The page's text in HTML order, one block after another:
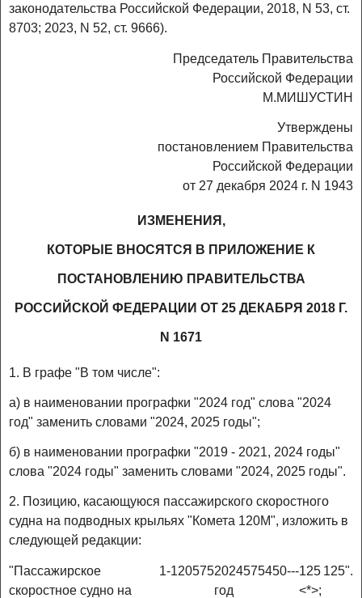
законодательства Российской Федерации, 2018, N 53, ст.
8703; 2023, N 52, ст. 9666).
Председатель Правительства
Российской Федерации
М.МИШУСТИН
Утверждены
постановлением Правительства
Российской Федерации
от 27 декабря 2024 г. N 1943
ИЗМЕНЕНИЯ,
КОТОРЫЕ ВНОСЯТСЯ В ПРИЛОЖЕНИЕ К
ПОСТАНОВЛЕНИЮ ПРАВИТЕЛЬСТВА
РОССИЙСКОЙ ФЕДЕРАЦИИ ОТ 25 ДЕКАБРЯ 2018 Г.
N 1671
1. В графе "В том числе":
а) в наименовании прографки "2024 год" слова "2024
год" заменить словами "2024, 2025 годы";
б) в наименовании прографки "2019 - 2021, 2024 годы"
слова "2024 годы" заменить словами "2024, 2025 годы".
2. Позицию, касающуюся пассажирского скоростного
судна на подводных крыльях "Комета 120М", изложить в
следующей редакции:
"Пассажирское
скоростное судно на
1-1205752024
год
575450---125
<*>;
125".